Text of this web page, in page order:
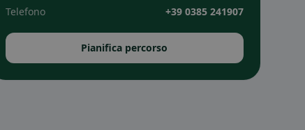
Telefono
+39 0385 241907
Pianifica percorso